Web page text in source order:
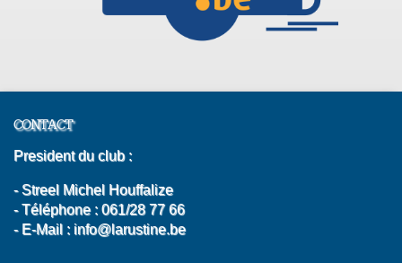
CONTACT
President du club :
- Streel Michel Houffalize
- Téléphone : 061/28 77 66
- E-Mail : info@larustine.be